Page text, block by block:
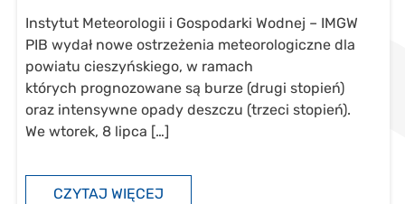
Instytut Meteorologii i Gospodarki Wodnej – IMGW
PIB wydał nowe ostrzeżenia meteorologiczne dla
powiatu cieszyńskiego, w ramach
których prognozowane są burze (drugi stopień)
oraz intensywne opady deszczu (trzeci stopień).
We wtorek, 8 lipca […]
CZYTAJ WIĘCEJ